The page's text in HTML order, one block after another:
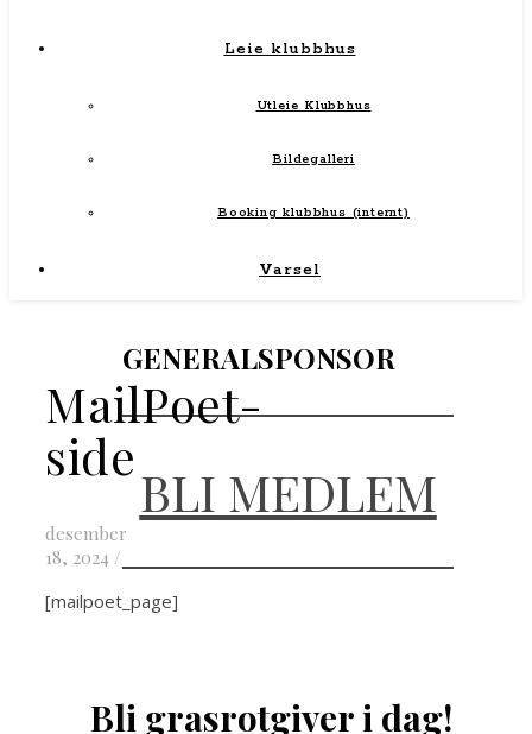
Leie klubbhus
Utleie Klubbhus
Bildegalleri
Booking klubbhus (internt)
Varsel
MailPoet-
side
desember
18, 2024 /
[mailpoet_page]
GENERALSPONSOR
BLI MEDLEM
Bli grasrotgiver i dag!